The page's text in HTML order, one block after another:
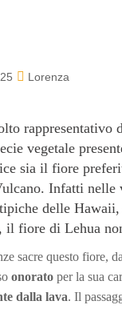
Lorenza
rappresentativo
vegetale
sia il fiore
Infatti nelle
delle
il fiore di Lehua
sacre questo fiore,
onorato per la sua
dalla lava. Il